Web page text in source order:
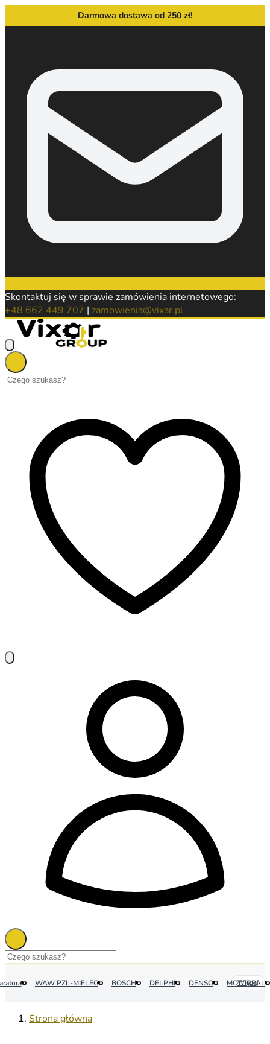
Darmowa dostawa od 250 zł!
Skontaktuj się w sprawie zamówienia internetowego:
+48 662 449 707 | zamowienia@vixar.pl
WAW PZL-MIELEC BOSCH DELPHI DENSO MOTORPAL
Więcej
Strona główna